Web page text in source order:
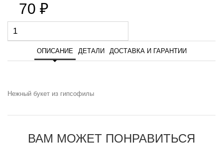
70 ₽
ОПИСАНИЕ ДЕТАЛИ ДОСТАВКА И ГАРАНТИИ
Нежный букет из гипсофилы
ВАМ МОЖЕТ ПОНРАВИТЬСЯ